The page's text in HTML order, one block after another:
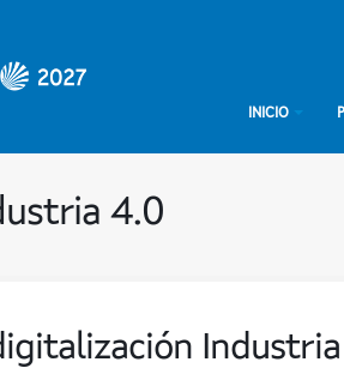
INICIO
4.0